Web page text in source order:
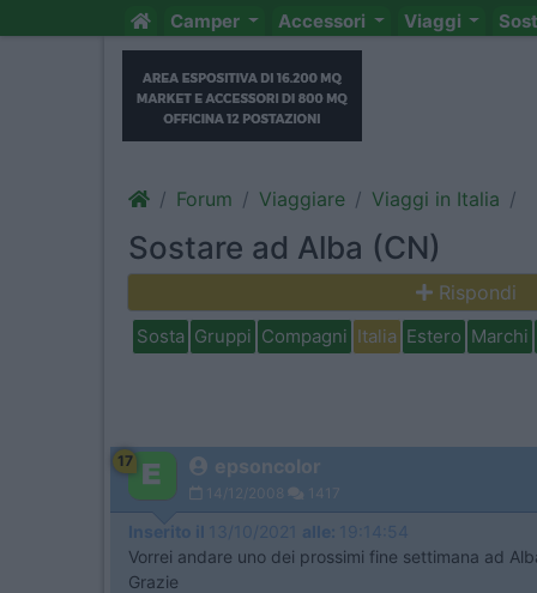
Camper Accessori Viaggi
Forum Viaggiare Viaggi in Italia
Sostare ad Alba (CN)
Rispondi
Sosta Gruppi Compagni Italia Estero Marchi
17 epsoncolor
14/12/2008 1417
Inserito il 13/10/2021 alle: 19:14:54
Vorrei andare uno dei prossimi fine settimana ad
Grazie